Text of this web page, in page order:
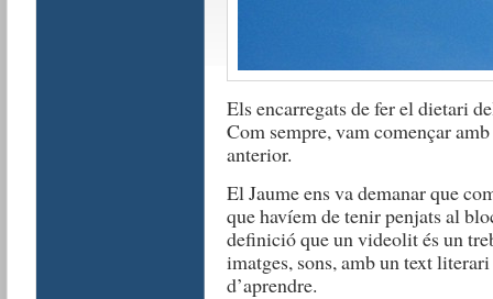
Els encarregats de fer el dietari
Com sempre, vam començar
anterior.
El Jaume ens va demanar que
que havíem de tenir penjats al
definició que un videolit ​​és un
imatges, sons, amb un text
d’aprendre.